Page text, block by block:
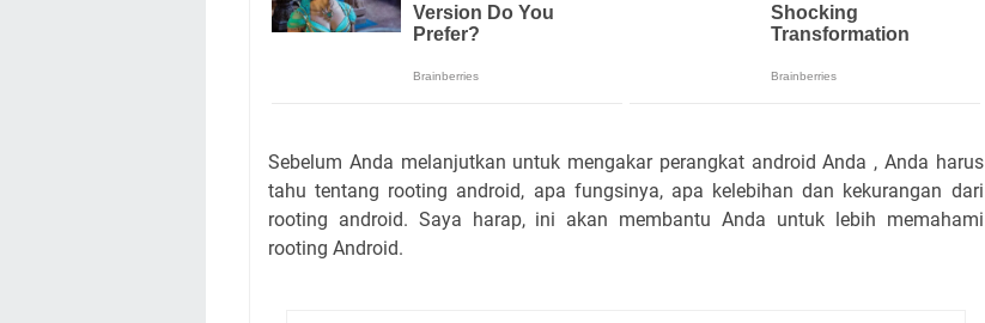
Sebelum Anda melanjutkan untuk mengakar perangkat android Anda , Anda harus
tahu tentang rooting android, apa fungsinya, apa kelebihan dan kekurangan dari
rooting android. Saya harap, ini akan membantu Anda untuk lebih memahami
rooting Android.